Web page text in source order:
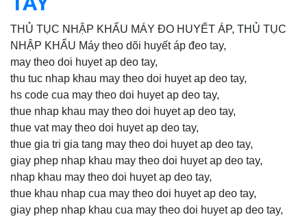
THỦ TỤC NHẬP KHẨU MÁY ĐO HUYẾT ÁP, THỦ TỤC
NHẬP KHẨU Máy theo dõi huyết áp đeo tay,
may theo doi huyet ap deo tay,
thu tuc nhap khau may theo doi huyet ap deo tay,
hs code cua may theo doi huyet ap deo tay,
thue nhap khau may theo doi huyet ap deo tay,
thue vat may theo doi huyet ap deo tay,
thue gia tri gia tang may theo doi huyet ap deo tay,
giay phep nhap khau may theo doi huyet ap deo tay,
nhap khau may theo doi huyet ap deo tay,
thue khau nhap cua may theo doi huyet ap deo tay,
giay phep nhap khau cua may theo doi huyet ap deo tay,